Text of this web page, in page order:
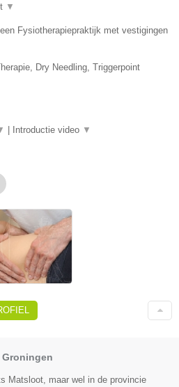
▼
Fysiotherapiepraktijk met vestigingen
Dry Needling, Triggerpoint
Introductie video ▼
Matsloot, maar wel in de provincie